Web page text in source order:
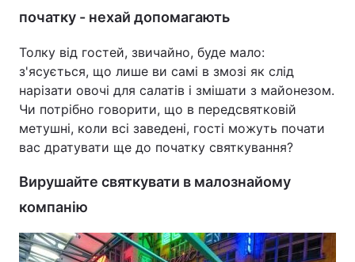
початку - нехай допомагають
Толку від гостей, звичайно, буде мало:
з'ясується, що лише ви самі в змозі як слід
нарізати овочі для салатів і змішати з майонезом.
Чи потрібно говорити, що в передсвятковій
метушні, коли всі заведені, гості можуть почати
вас дратувати ще до початку святкування?
Вирушайте святкувати в малознайому
компанію